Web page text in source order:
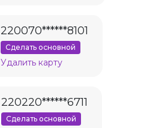
220070******8101
Сделать основной
Удалить карту
220220******6711
Сделать основной